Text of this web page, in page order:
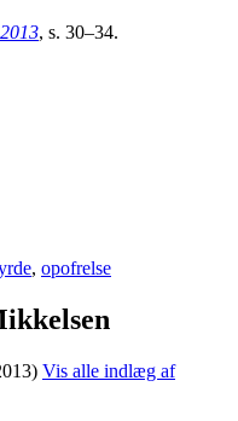
, s. 30–34.
, opofrelse
Vis alle indlæg af